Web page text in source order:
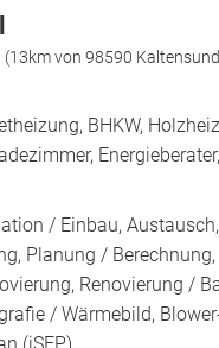
von 98590
BHKW,
/ Einbau,
Planung /
Renovierung /
/ Wärmebild,